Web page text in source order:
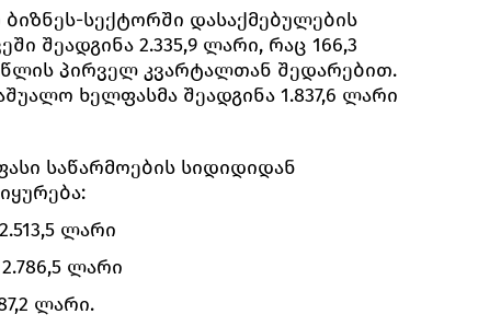
სექტორში დასაქმებულების
შეადგინა 2.335,9 ლარი, რაც 166,3
პირველ კვარტალთან შედარებით.
ხელფასმა შეადგინა 1.837,6 ლარი
საწარმოების სიდიდიდან
ლარი
ლარი
ლარი.